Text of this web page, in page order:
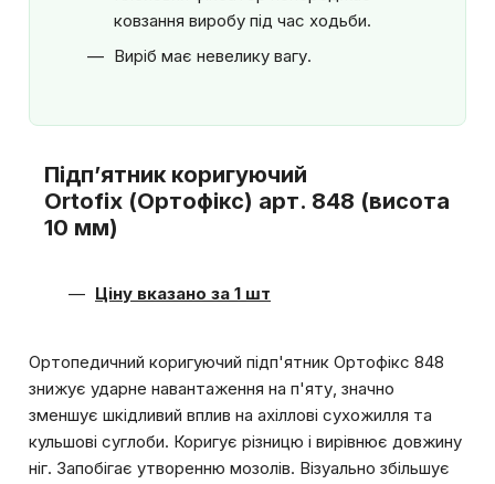
ковзання виробу під час ходьби.
Виріб має невелику вагу.
Підп’ятник коригуючий
Ortofix (Ортофікс) арт. 848 (висота
10 мм)
Ціну вказано за 1 шт
Ортопедичний коригуючий підп'ятник Ортофікс 848
знижує ударне навантаження на п'яту, значно
зменшує шкідливий вплив на ахіллові сухожилля та
кульшові суглоби. Коригує різницю і вирівнює довжину
ніг. Запобігає утворенню мозолів. Візуально збільшує